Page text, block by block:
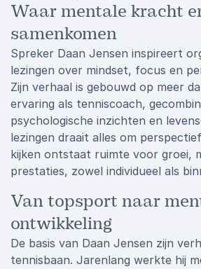
Waar mentale kracht
samenkomen
Spreker Daan Jensen inspireert
lezingen over mindset, focus en
Zijn verhaal is gebouwd op meer
ervaring als tenniscoach,
psychologische inzichten en
lezingen draait alles om
kijken ontstaat ruimte voor groei,
prestaties, zowel individueel als
Van topsport naar
ontwikkeling
De basis van Daan Jensen zijn
tennisbaan. Jarenlang werkte hij